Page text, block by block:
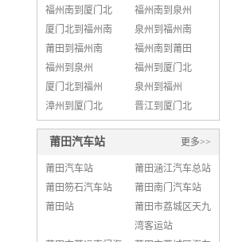
福州南到厦门北
福州南到泉州
厦门北到福州南
泉州到福州南
莆田到福州南
福州南到莆田
福州到泉州
福州到厦门北
厦门北到福州
泉州到福州
漳州到厦门北
晋江到厦门北
更多>>
莆田汽车站
莆田汽车站
莆田涵江汽车总站
莆田笏石汽车站
莆田南门汽车站
莆田站
莆田市荔城区天九
湾客运站